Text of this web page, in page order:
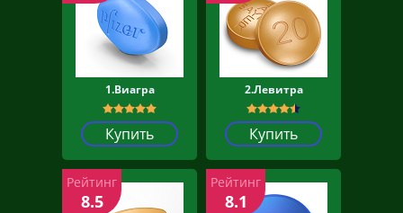
1.Виагра
Купить
2.Левитра
Купить
Рейтинг
8.5
Рейтинг
8.1